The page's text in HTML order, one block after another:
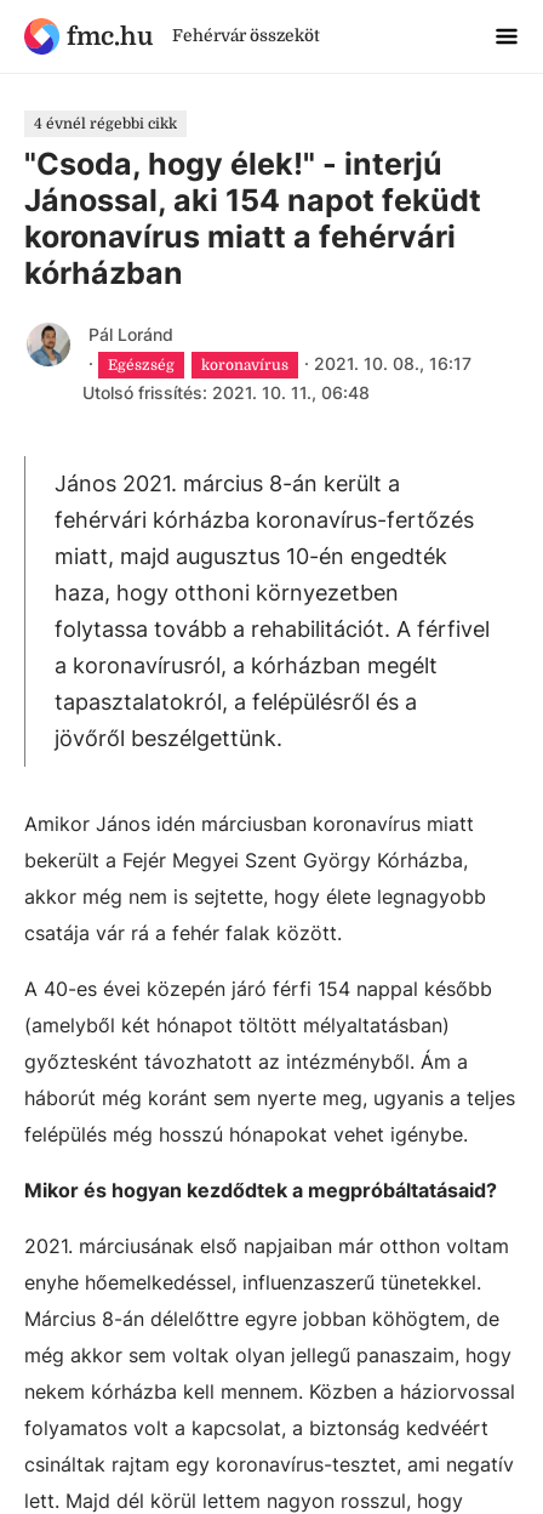
fmc.hu Fehérvár összeköt
4 évnél régebbi cikk
"Csoda, hogy élek!" - interjú
Jánossal, aki 154 napot feküdt
koronavírus miatt a fehérvári
kórházban
Pál Loránd
·
Egészség koronavírus · 2021. 10. 08., 16:17
Utolsó frissítés: 2021. 10. 11., 06:48
János 2021. március 8-án került a
fehérvári kórházba koronavírus-fertőzés
miatt, majd augusztus 10-én engedték
haza, hogy otthoni környezetben
folytassa tovább a rehabilitációt. A férfivel
a koronavírusról, a kórházban megélt
tapasztalatokról, a felépülésről és a
jövőről beszélgettünk.
Amikor János idén márciusban koronavírus miatt
bekerült a Fejér Megyei Szent György Kórházba,
akkor még nem is sejtette, hogy élete legnagyobb
csatája vár rá a fehér falak között.
A 40-es évei közepén járó férfi 154 nappal később
(amelyből két hónapot töltött mélyaltatásban)
győztesként távozhatott az intézményből. Ám a
háborút még koránt sem nyerte meg, ugyanis a teljes
felépülés még hosszú hónapokat vehet igénybe.
Mikor és hogyan kezdődtek a megpróbáltatásaid?
2021. márciusának első napjaiban már otthon voltam
enyhe hőemelkedéssel, influenzaszerű tünetekkel.
Március 8-án délelőttre egyre jobban köhögtem, de
még akkor sem voltak olyan jellegű panaszaim, hogy
nekem kórházba kell mennem. Közben a háziorvossal
folyamatos volt a kapcsolat, a biztonság kedvéért
csináltak rajtam egy koronavírus-tesztet, ami negatív
lett. Majd dél körül lettem nagyon rosszul, hogy